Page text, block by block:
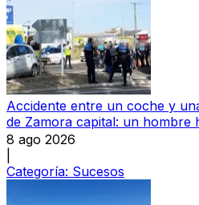
Accidente entre un coche y
de Zamora capital: un hombre
8 ago 2026
Categoría: Sucesos